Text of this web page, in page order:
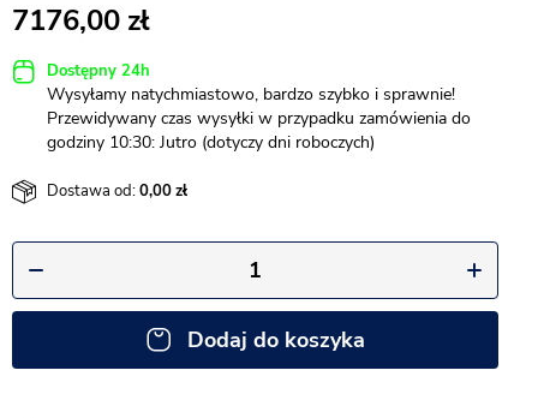
7176,00
Dostępny 24h
Wysyłamy natychmiastowo, bardzo szybko i sprawnie!
Przewidywany czas wysyłki w przypadku zamówienia do
godziny 10:30: Jutro (dotyczy dni roboczych)
Dostawa od:0,00
Dodaj do koszyka